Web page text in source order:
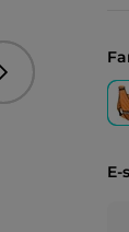
Folgend
E-